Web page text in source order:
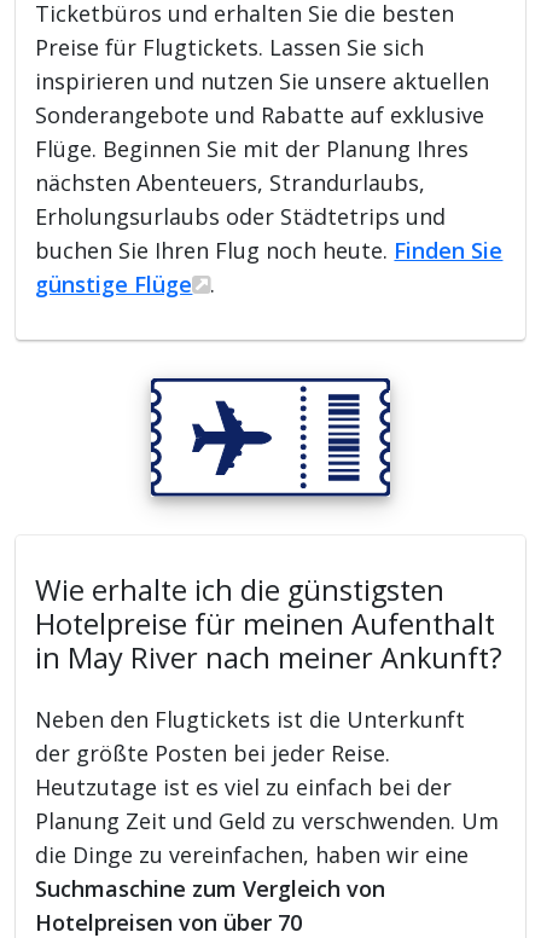
Ticketbüros und erhalten Sie die besten
Preise für Flugtickets. Lassen Sie sich
inspirieren und nutzen Sie unsere aktuellen
Sonderangebote und Rabatte auf exklusive
Flüge. Beginnen Sie mit der Planung Ihres
nächsten Abenteuers, Strandurlaubs,
Erholungsurlaubs oder Städtetrips und
buchen Sie Ihren Flug noch heute. Finden Sie
günstige Flüge
.
Wie erhalte ich die günstigsten
Hotelpreise für meinen Aufenthalt
in May River nach meiner Ankunft?
Neben den Flugtickets ist die Unterkunft
der größte Posten bei jeder Reise.
Heutzutage ist es viel zu einfach bei der
Planung Zeit und Geld zu verschwenden. Um
die Dinge zu vereinfachen, haben wir eine
Suchmaschine zum Vergleich von
Hotelpreisen von über 70